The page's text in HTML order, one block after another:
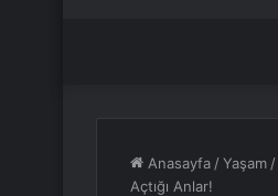
Anasayfa /Yaşam /
Açtığı Anlar!